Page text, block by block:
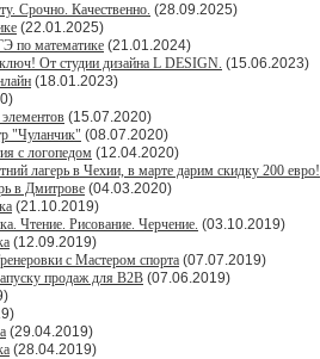
Срочно. Качественно. (28.09.2025)
(22.01.2025)
по математике (21.01.2024)
От студии дизайна L DESIGN. (15.06.2023)
(18.01.2023)
(15.07.2020)
"Чуланчик" (08.07.2020)
с логопедом (12.04.2020)
лагерь в Чехии, в марте дарим скидку 200 евро!
в Дмитрове (04.03.2020)
(21.10.2019)
Чтение. Рисование. Черчение. (03.10.2019)
(12.09.2019)
с Мастером спорта (07.07.2019)
продаж для В2В (07.06.2019)
(29.04.2019)
(28.04.2019)